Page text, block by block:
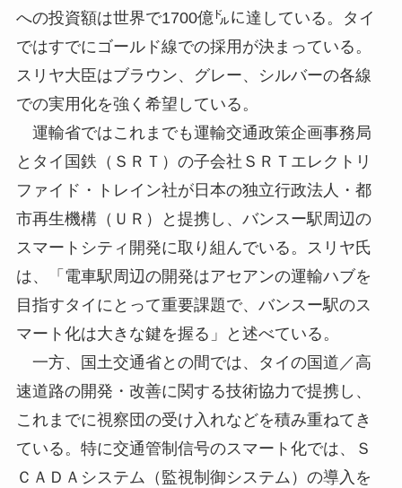
への投資額は世界で1700億㌦に達している。タイ
ではすでにゴールド線での採用が決まっている。
スリヤ大臣はブラウン、グレー、シルバーの各線
での実用化を強く希望している。
運輸省ではこれまでも運輸交通政策企画事務局
とタイ国鉄（ＳＲＴ）の子会社ＳＲＴエレクトリ
ファイド・トレイン社が日本の独立行政法人・都
市再生機構（ＵＲ）と提携し、バンスー駅周辺の
スマートシティ開発に取り組んでいる。スリヤ氏
は、「電車駅周辺の開発はアセアンの運輸ハブを
目指すタイにとって重要課題で、バンスー駅のス
マート化は大きな鍵を握る」と述べている。
一方、国土交通省との間では、タイの国道／高
速道路の開発・改善に関する技術協力で提携し、
これまでに視察団の受け入れなどを積み重ねてき
ている。特に交通管制信号のスマート化では、Ｓ
ＣＡＤＡシステム（監視制御システム）の導入を